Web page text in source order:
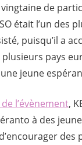
de
était l’un des
puisqu’il a
pays
jeune
l’évènement,
à des
des